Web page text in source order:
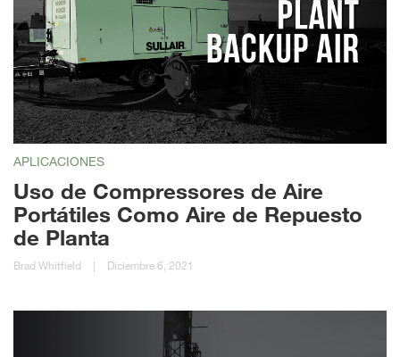
APLICACIONES
Uso de Compressores de Aire
Portátiles Como Aire de Repuesto
de Planta
Brad Whitfield | Diciembre 6, 2021